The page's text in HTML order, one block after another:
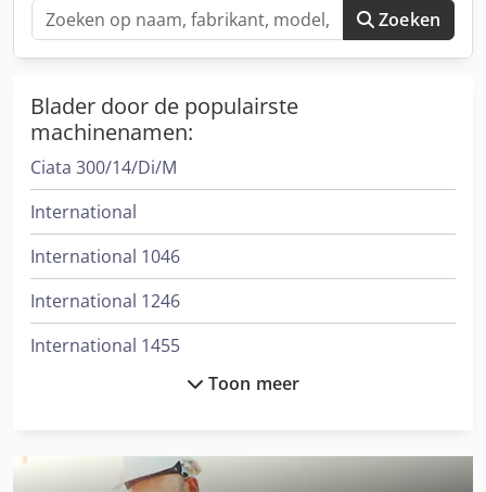
Zoeken
Blader door de populairste
machinenamen:
Ciata 300/14/Di/M
International
International 1046
International 1246
International 1455
International 353
Toon meer